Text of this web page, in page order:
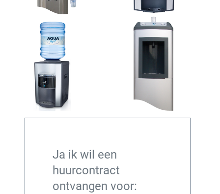
Ja ik wil een
huurcontract
ontvangen voor: